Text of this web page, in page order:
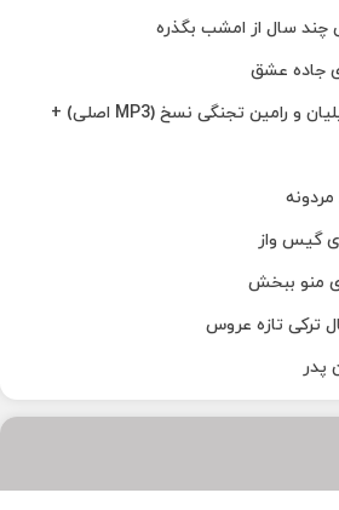
چند سال از امشب بگذره
جاده عشق
دانلود آهنگ مسعود جلیلیان و رامین تجنگی نسخ (MP3 اصلی) +
گیس واز
منو ببخش
ترکی تازه عروس
پدر